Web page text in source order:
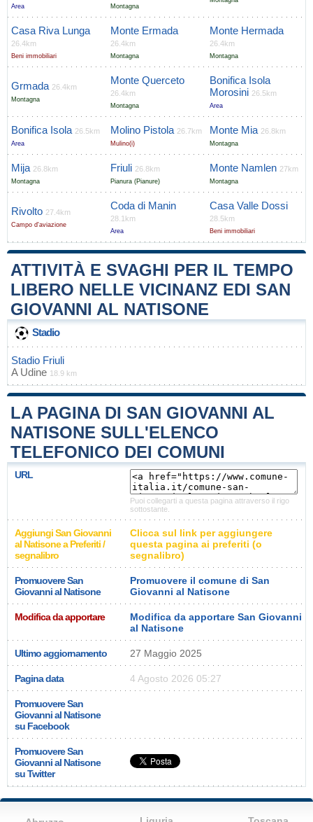
Area Montagna
Casa Riva Lunga
26.4km
Beni immobiliari
Monte Ermada
26.4km
Montagna
Monte Hermada
26.4km
Montagna
Grmada 26.4km
Montagna
Monte Querceto
26.4km
Montagna
Bonifica Isola
Morosini 26.5km
Area
Bonifica Isola 26.5km
Area
Molino Pistola 26.7km
Mulino(i)
Monte Mia 26.8km
Montagna
Mija 26.8km
Montagna
Friuli 26.8km
Pianura (Pianure)
Monte Namlen 27km
Montagna
Rivolto 27.4km
Campo d'aviazione
Coda di Manin
28.1km
Area
Casa Valle Dossi
28.5km
Beni immobiliari
ATTIVITÀ E SVAGHI PER IL TEMPO
LIBERO NELLE VICINANZ EDI SAN
GIOVANNI AL NATISONE
Stadio
Stadio Friuli
A Udine 18.9 km
LA PAGINA DI SAN GIOVANNI AL
NATISONE SULL'ELENCO
TELEFONICO DEI COMUNI
URL
Puoi collegarti a questa pagina attraverso il rigo
sottostante.
Aggiungi San Giovanni
al Natisone a Preferiti /
segnalibro
Clicca sul link per aggiungere
questa pagina ai preferiti (o
segnalibro)
Promuovere San
Giovanni al Natisone
Promuovere il comune di San
Giovanni al Natisone
Modifica da apportare
Modifica da apportare San Giovanni
al Natisone
Ultimo aggiornamento 27 Maggio 2025
Pagina data 4 Agosto 2026 05:27
Promuovere San
Giovanni al Natisone
su Facebook
Promuovere San
Giovanni al Natisone
su Twitter